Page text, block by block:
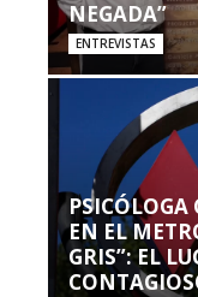
NEGADA”
ENTREVISTAS
EN EL
GRIS”: EL